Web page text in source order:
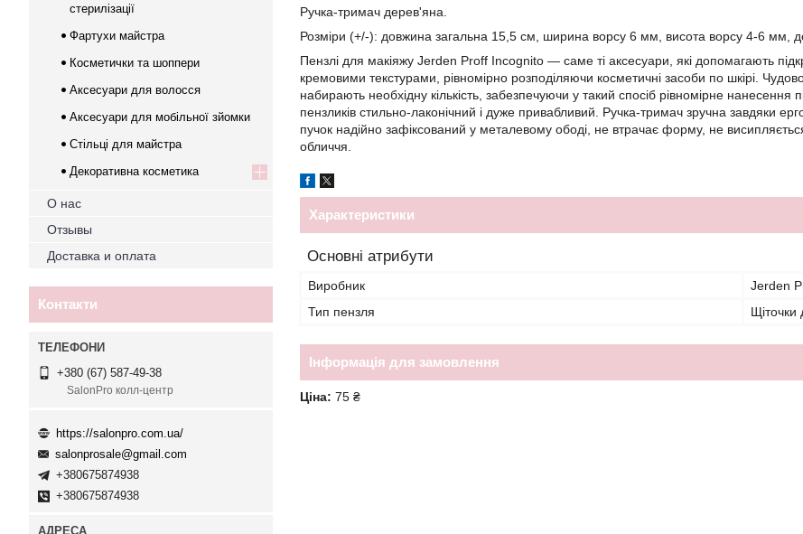
Ручка-тримач дерев'яна.
Розміри (+/-): довжина загальна 15,5 см, ширина ворсу 6 мм, висота ворсу 4-6 мм,
Пензлі для макіяжу Jerden Proff Incognito — саме ті аксесуари, які допомагають
кремовими текстурами, рівномірно розподіляючи косметичні засоби по шкірі.
набирають необхідну кількість, забезпечуючи у такий спосіб рівномірне
пензликів стильно-лаконічний і дуже привабливий. Ручка-тримач зручна завдяки
пучок надійно зафіксований у металевому ободі, не втрачає форму, не
обличчя.
Характеристики
Основні атрибути
Виробник
Jerden
Тип пензля
Щіточки
Інформація для замовлення
Ціна: 75 ₴
стерилізації
Фартухи майстра
Косметички та шоппери
Аксесуари для волосся
Аксесуари для мобільної зйомки
Стільці для майстра
Декоративна косметика
О нас
Отзывы
Доставка и оплата
Контакти
+380 (67) 587-49-38
SalonPro колл-центр
https://salonpro.com.ua/
salonprosale@gmail.com
+380675874938
+380675874938